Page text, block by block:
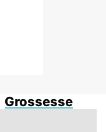
Grossesse